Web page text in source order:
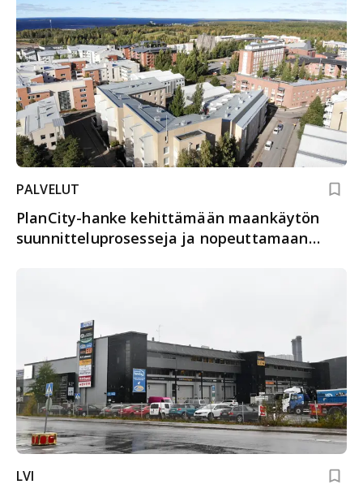
PALVELUT
PlanCity-hanke kehittämään maankäytön
suunnitteluprosesseja ja nopeuttamaan
LVI